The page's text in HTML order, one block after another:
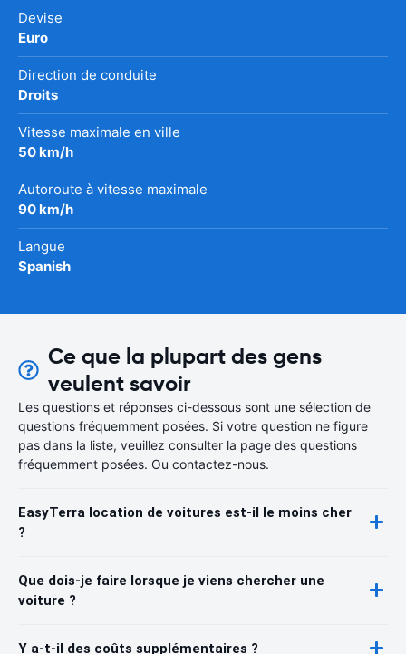
Devise
Euro
Direction de conduite
Droits
Vitesse maximale en ville
50 km/h
Autoroute à vitesse maximale
90 km/h
Langue
Spanish
Ce que la plupart des gens
veulent savoir
Les questions et réponses ci-dessous sont une sélection de
questions fréquemment posées. Si votre question ne figure
pas dans la liste, veuillez consulter la page des questions
fréquemment posées. Ou contactez-nous.
EasyTerra location de voitures est-il le moins cher
?
Que dois-je faire lorsque je viens chercher une
voiture ?
Y a-t-il des coûts supplémentaires ?